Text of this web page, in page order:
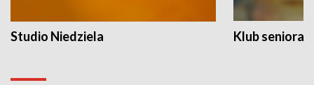
Studio Niedziela Klub seniora